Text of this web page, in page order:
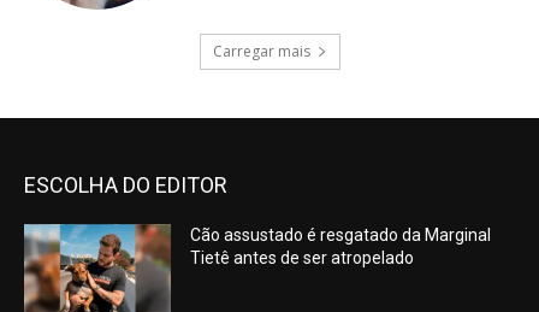
Carregar mais
ESCOLHA DO EDITOR
Cão assustado é resgatado da Marginal
Tietê antes de ser atropelado